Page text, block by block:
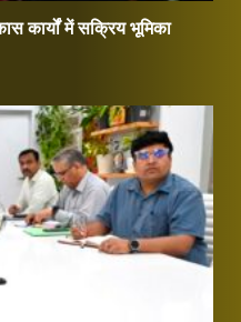
कार्यों में सक्रिय भूमिका